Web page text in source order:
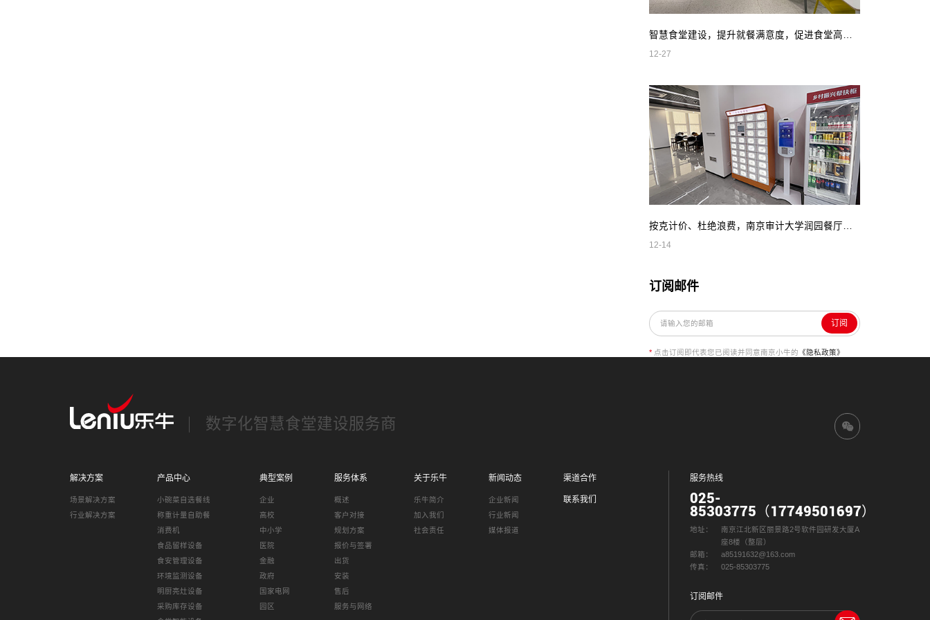
智慧食堂建设，提升就餐满意度，促进食堂高效管理
12-27
按克计价、杜绝浪费，南京审计大学润园餐厅智慧自助餐
12-14
订阅邮件
订阅
* 点击订阅即代表您已阅读并同意南京小牛的 《隐私政策》
数字化智慧食堂建设服务商
解决方案
场景解决方案
行业解决方案
产品中心
小碗菜自选餐线
称重计量自助餐
消费机
食品留样设备
食安管理设备
环境监测设备
明厨亮灶设备
采购库存设备
典型案例
企业
高校
中小学
医院
金融
政府
国家电网
园区
服务体系
概述
客户对接
规划方案
报价与签署
出货
安装
售后
服务与网络
关于乐牛
乐牛简介
加入我们
社会责任
新闻动态
企业新闻
行业新闻
媒体报道
渠道合作
联系我们
服务热线
025-
85303775（17749501697）
地址：
南京江北新区丽景路2号软件园研发大厦A
座8楼（整层）
邮箱：
a85191632@163.com
传真：
025-85303775
订阅邮件